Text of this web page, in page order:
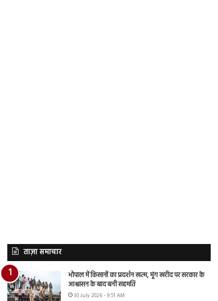
ताज़ा समाचार
भोपाल में किसानों का प्रदर्शन खत्म, मूंग खरीद पर सरकार के
आश्वासन के बाद बनी सहमति
30 July 2026 - 9:51 AM